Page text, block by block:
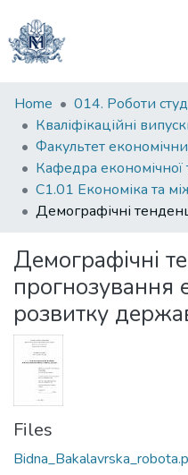
Communities
&
Collections
All of DSpace
Home
014. Роботи
Демографічні
прогнозування
розвитку
Files